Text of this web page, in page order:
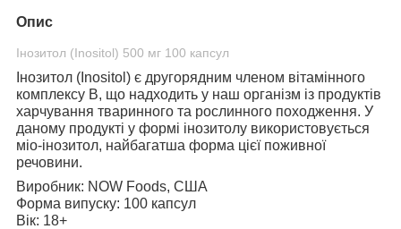
Опис
Інозитол (Inositol) 500 мг 100 капсул
Інозитол (Inositol) є другорядним членом вітамінного
комплексу B, що надходить у наш організм із продуктів
харчування тваринного та рослинного походження. У
даному продукті у формі інозитолу використовується
міо-інозитол, найбагатша форма цієї поживної
речовини.
Виробник: NOW Foods, США
Форма випуску: 100 капсул
Вік: 18+